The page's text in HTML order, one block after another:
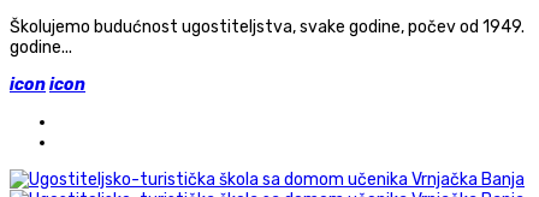
Školujemo budućnost ugostiteljstva, svake godine, počev od 1949.
godine...
iconicon